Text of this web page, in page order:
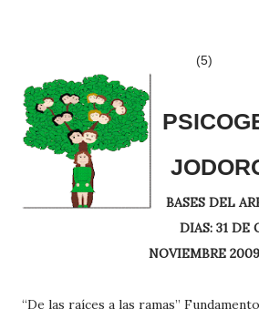
(5)
BASES DEL
DIAS: 31 DE
NOVIEMBRE 2009
“De las raíces a las ramas”